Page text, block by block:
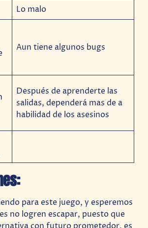
Lo malo
Aun tiene algunos bugs
Después de aprenderte las
salidas, dependerá mas de a
habilidad de los asesinos
para este juego, y esperemos
no logren escapar, puesto que